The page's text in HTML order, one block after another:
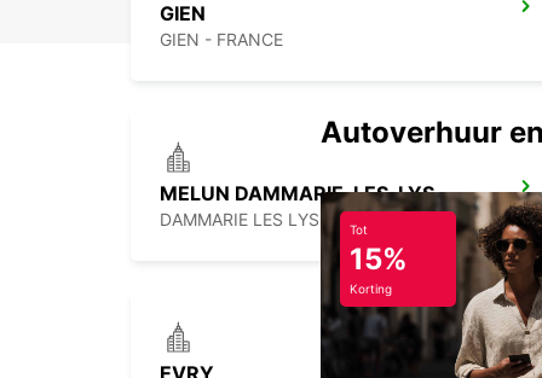
GIEN
GIEN - FRANCE
MELUN DAMMARIE-LES-LYS
DAMMARIE LES LYS - FRANCE
Autoverhuur
Tot
15%
Korting